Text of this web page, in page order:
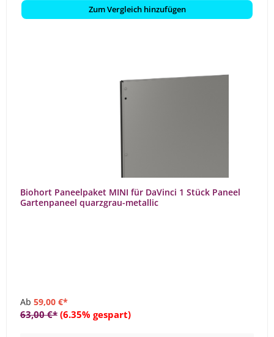
Zum Vergleich hinzufügen
Biohort Paneelpaket MINI für DaVinci 1 Stück Paneel
Gartenpaneel quarzgrau-metallic
Ab 59,00 €*
63,00 €* (6.35% gespart)